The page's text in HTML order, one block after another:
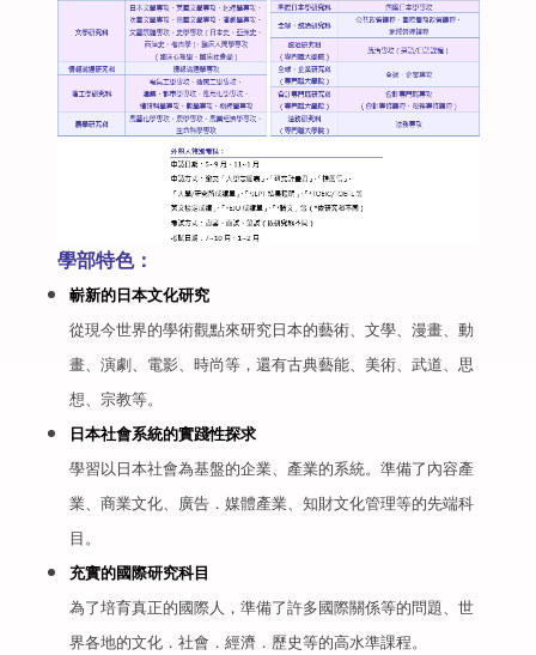
學部特色：
嶄新的日本文化研究
從現今世界的學術觀點來研究日本的藝術、文學、漫畫、動
畫、演劇、電影、時尚等，還有古典藝能、美術、武道、思
想、宗教等。
日本社會系統的實踐性探求
學習以日本社會為基盤的企業、產業的系統。準備了內容產
業、商業文化、廣告．媒體產業、知財文化管理等的先端科
目。
充實的國際研究科目
為了培育真正的國際人，準備了許多國際關係等的問題、世
界各地的文化 ．社會．經濟 ． 歷史等的高水準課程。